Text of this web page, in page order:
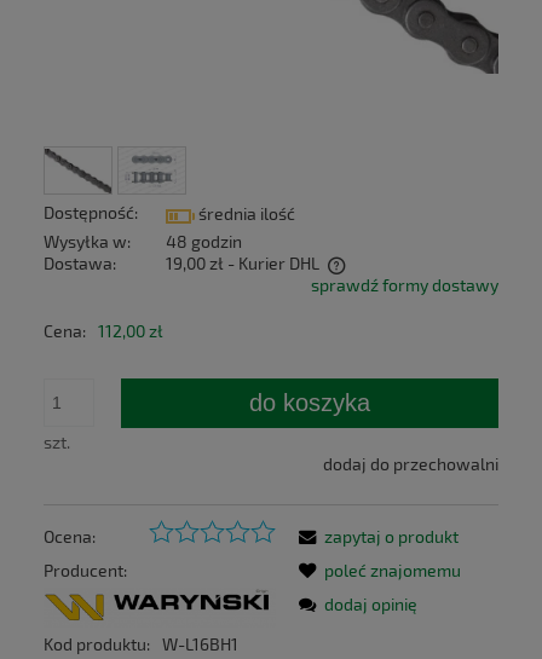
Dostępność:
średnia ilość
Wysyłka w:
48 godzin
Dostawa:
19,00 zł - Kurier DHL
Cena nie zawiera ewentualnych kosztów płatności
sprawdź formy dostawy
Cena: 112,00 zł
szt.
do koszyka
dodaj do przechowalni
Ocena:
Producent:
Kod produktu: W-L16BH1
zapytaj o produkt
poleć znajomemu
dodaj opinię